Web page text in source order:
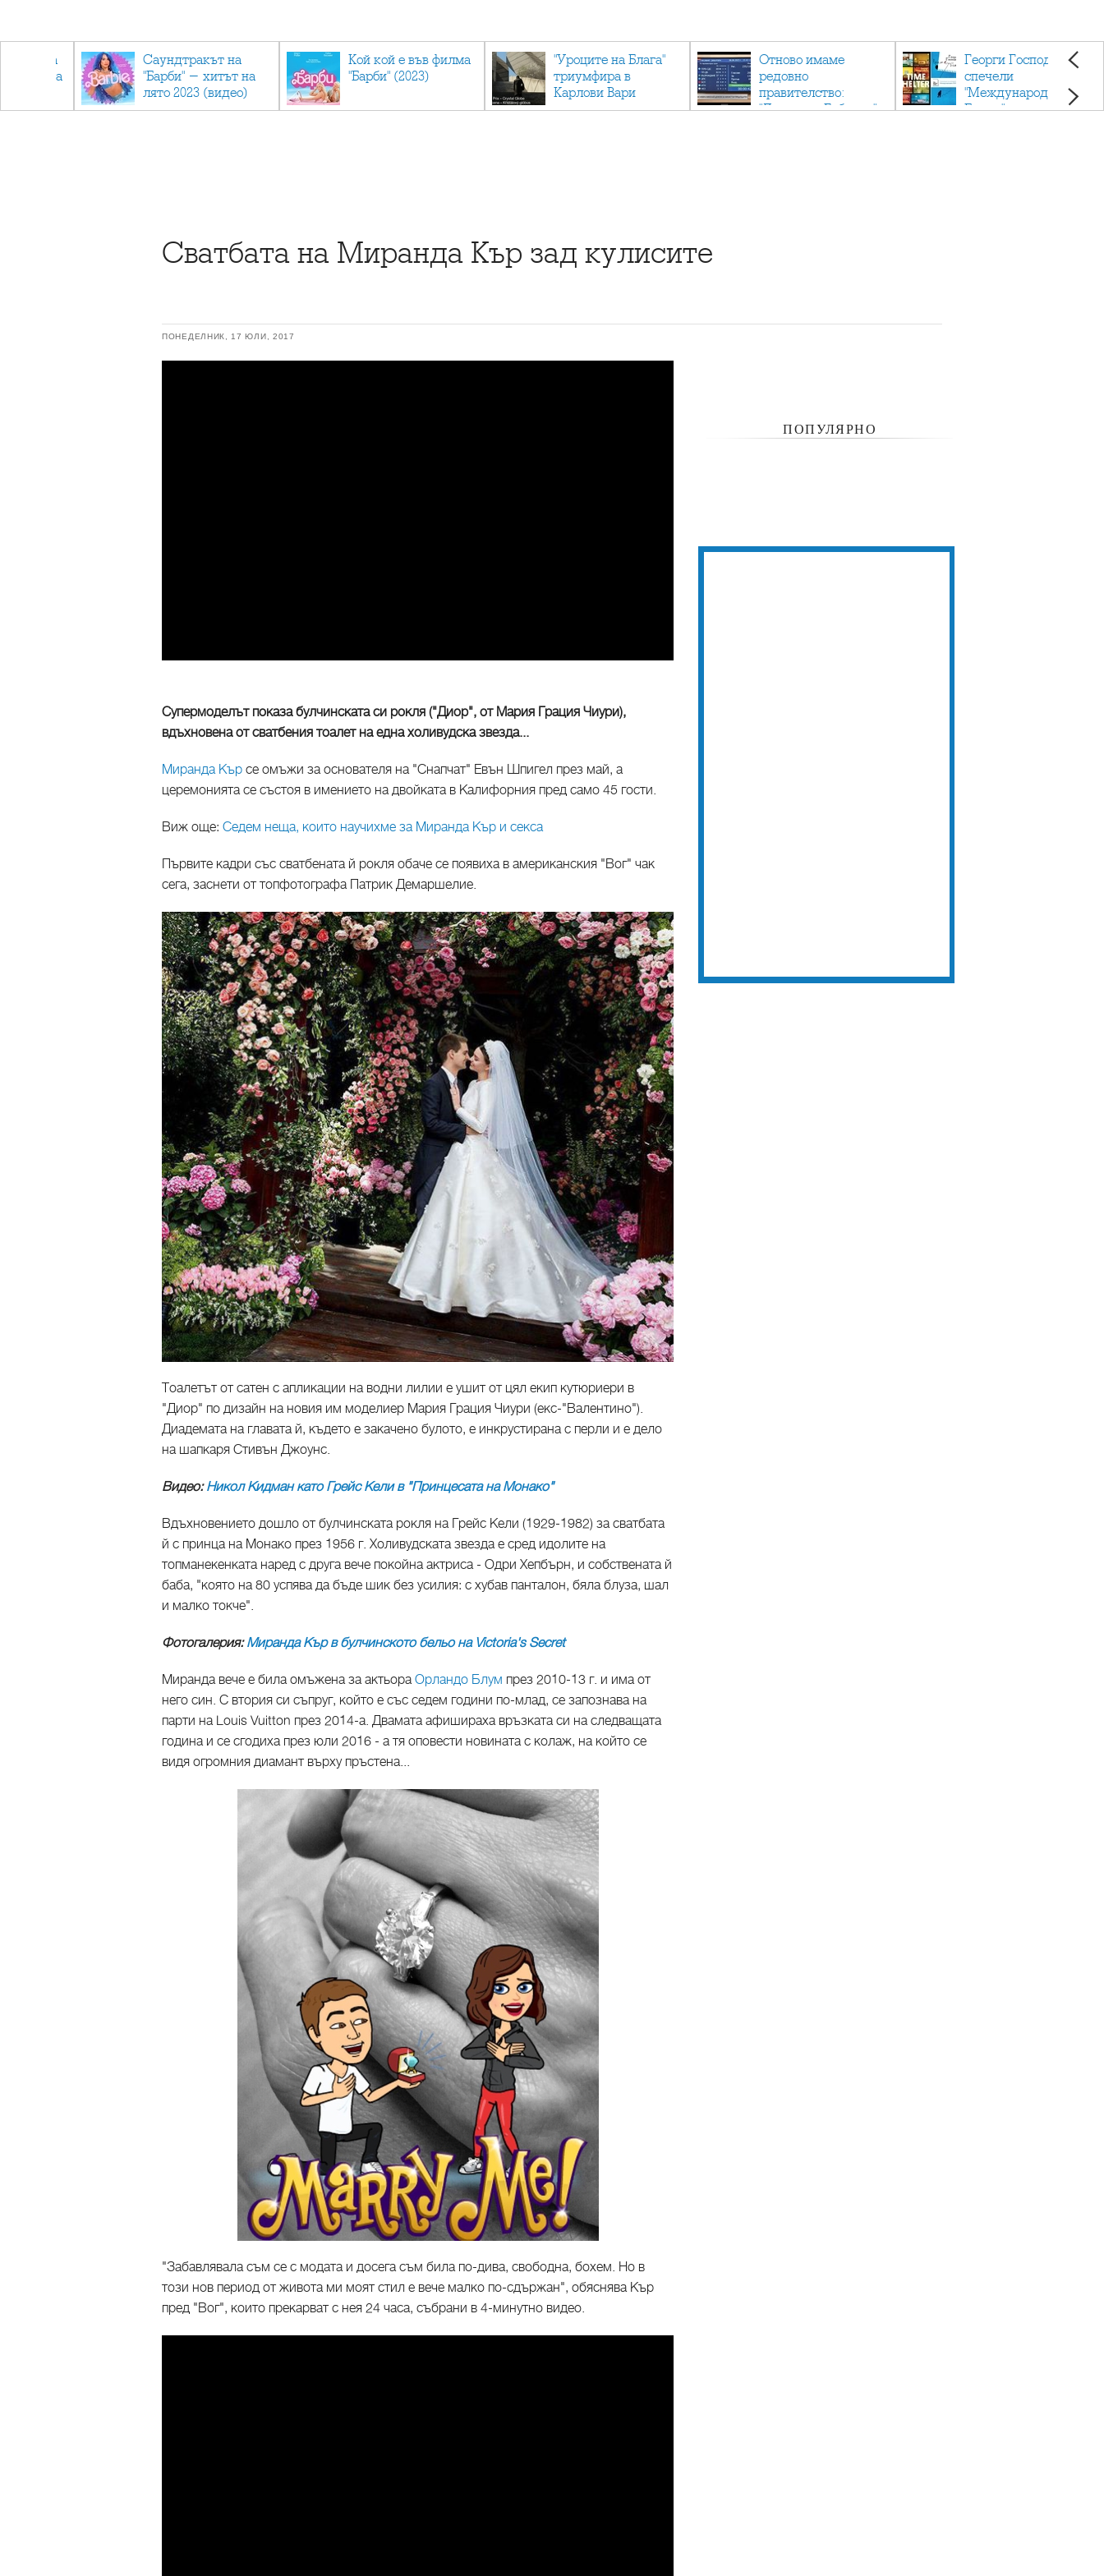
върна
мандата
Саундтракът на
"Барби" - хитът на
лято 2023 (видео)
Кой кой е във филма
"Барби" (2023)
"Уроците на Блага"
триумфира в
Карлови Вари
Отново имаме
редовно
правителство:
"Денков - Габриел"
Георги Господинов
спечели
"Международен
Букър" с романа
Сватбата на Миранда Кър зад кулисите
ПОНЕДЕЛНИК, 17 ЮЛИ, 2017
Супермоделът показа булчинската си рокля ("Диор", от Мария Грация Чиури),
вдъхновена от сватбения тоалет на една холивудска звезда...
Миранда Кър се омъжи за основателя на "Снапчат" Евън Шпигел през май, а
церемонията се състоя в имението на двойката в Калифорния пред само 45 гости.
Виж още: Седем неща, които научихме за Миранда Кър и секса
Първите кадри със сватбената й рокля обаче се появиха в американския "Вог" чак
сега, заснети от топфотографа Патрик Демаршелие.
Тоалетът от сатен с апликации на водни лилии е ушит от цял екип кутюриери в
"Диор" по дизайн на новия им моделиер Мария Грация Чиури (екс-"Валентино").
Диадемата на главата й, където е закачено булото, е инкрустирана с перли и е дело
на шапкаря Стивън Джоунс.
Видео:Никол Кидман като Грейс Кели в "Принцесата на Монако"
Вдъхновението дошло от булчинската рокля на Грейс Кели (1929-1982) за сватбата
й с принца на Монако през 1956 г. Холивудската звезда е сред идолите на
топманекенката наред с друга вече покойна актриса - Одри Хепбърн, и собствената й
баба, "която на 80 успява да бъде шик без усилия: с хубав панталон, бяла блуза, шал
и малко токче".
Фотогалерия:Миранда Кър в булчинското бельо на Victoria's Secret
Миранда вече е била омъжена за актьораОрландо Блум през 2010-13 г. и има от
него син. С втория си съпруг, който е със седем години по-млад, се запознава на
парти на Louis Vuitton през 2014-а. Двамата афишираха връзката си на следващата
година и се сгодиха през юли 2016 - а тя оповести новината с колаж, на който се
видя огромния диамант върху пръстена...
"Забавлявала съм се с модата и досега съм била по-дива, свободна, бохем. Но в
този нов период от живота ми моят стил е вече малко по-сдържан", обяснява Кър
пред "Вог", които прекарват с нея 24 часа, събрани в 4-минутно видео.
ПОПУЛЯРНО